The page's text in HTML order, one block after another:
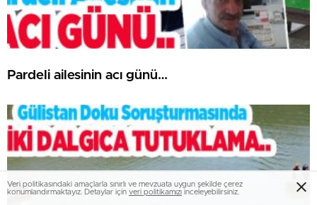
Pardeli ailesinin acı günü…
Veri politikasındaki amaçlarla sınırlı ve mevzuata uygun şekilde çerez
konumlandırmaktayız. Detaylar için veri politikamızı inceleyebilirsiniz.